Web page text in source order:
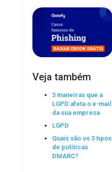
Veja também
3 maneiras que a
LGPD afeta o e-mail
da sua empresa
LGPD
Quais são os 3 tipos
de políticas
DMARC?